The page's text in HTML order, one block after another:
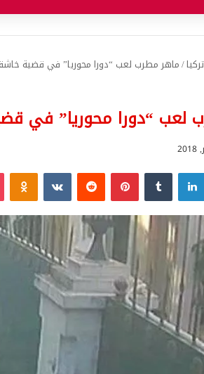
/ماهر مطرب لعب “دورا محوريا” في قضية
لعب “دورا محوريا” في
لينكدإن بينتيريست